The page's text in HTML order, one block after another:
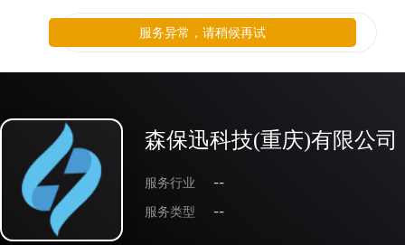
森保迅科技(重庆)有限公司
服务行业
--
服务类型
--
服务异常，请稍候再试